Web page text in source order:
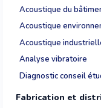
Acoustique du
Acoustique
Acoustique
Analyse vibratoire
Diagnostic conseil
Fabrication et